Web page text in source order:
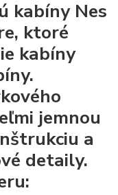
kabíny Nes
ktoré
kabíny
jemnou
a
detaily.